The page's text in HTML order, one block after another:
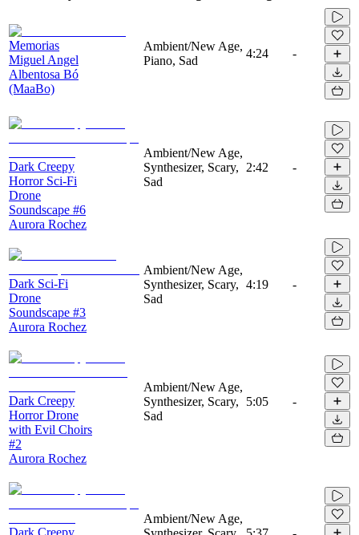
Memorias
Miguel Angel
Albentosa Bó
(MaaBo)
Ambient/New Age,
Piano, Sad
4:24 -
Dark Creepy
Horror Sci-Fi
Drone
Soundscape #6
Aurora Rochez
Ambient/New Age,
Synthesizer, Scary,
Sad
2:42 -
Dark Sci-Fi
Drone
Soundscape #3
Aurora Rochez
Ambient/New Age,
Synthesizer, Scary,
Sad
4:19 -
Dark Creepy
Horror Drone
with Evil Choirs
#2
Aurora Rochez
Ambient/New Age,
Synthesizer, Scary,
Sad
5:05 -
Dark Creepy
Ambient/New Age,